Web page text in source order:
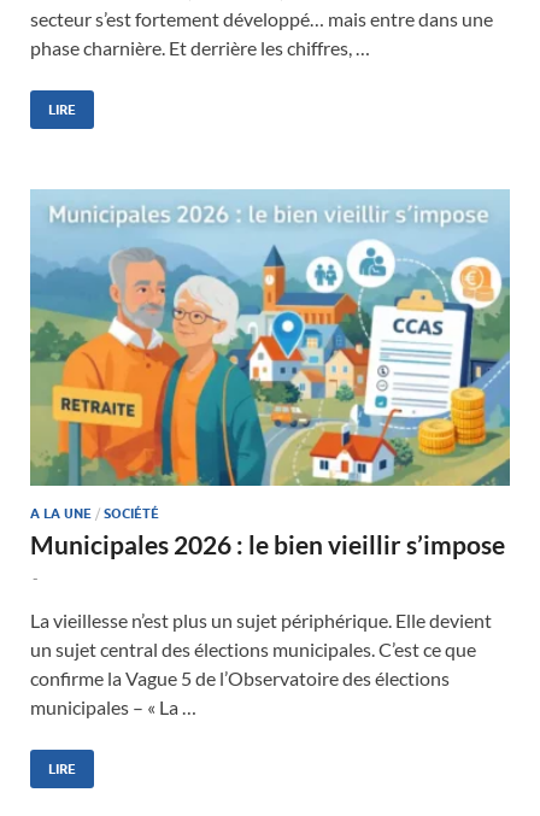
secteur s’est fortement développé… mais entre dans une
phase charnière. Et derrière les chiffres, …
LIRE
A LA UNE / SOCIÉTÉ
Municipales 2026 : le bien vieillir s’impose
-
La vieillesse n’est plus un sujet périphérique. Elle devient
un sujet central des élections municipales. C’est ce que
confirme la Vague 5 de l’Observatoire des élections
municipales – « La …
LIRE